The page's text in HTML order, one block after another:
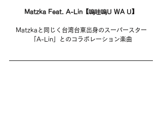
Matzka Feat. A-Lin【嗚哇嗚U WA U】
Matzkaと同じく台湾台東出身のスーパースター
「A-Lin」とのコラボレーション楽曲